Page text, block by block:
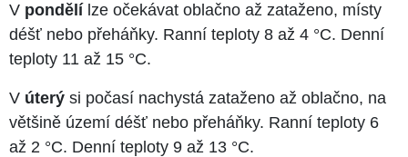
V pondělí lze očekávat oblačno až zataženo, místy
déšť nebo přeháňky. Ranní teploty 8 až 4 °C. Denní
teploty 11 až 15 °C.
V úterý si počasí nachystá zataženo až oblačno, na
většině území déšť nebo přeháňky. Ranní teploty 6
až 2 °C. Denní teploty 9 až 13 °C.